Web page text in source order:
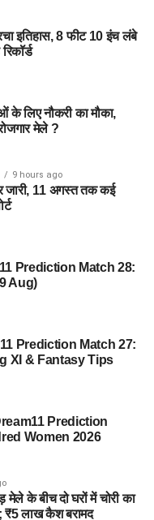
दी है। अधिकारियों का
सामने आते हैं तो उनके बयान
गहन पड़ताल की जाएगी।
मुख्य सचिव के बेटे
किया है, जो
का बेटा बताया जा
रक्षा मंत्रालय और भारतीय
करने का आरोप है।
थी?
थी। आरोप है कि आरोपी ने
उससे करीब 4.5 लाख रुपये
में लेता था?
इतिहास, 8 फीट 10 इंच लंबे
के लिए नौकरी का मौका,
मेले ?
9 hours ago
जारी, 11 अगस्त तक कई
Prediction Match 28:
Aug)
Prediction Match 27:
XI & Fantasy Tips
Prediction
Women 2026
के बीच दो घरों में चोरी का
₹5 लाख कैश बरामद